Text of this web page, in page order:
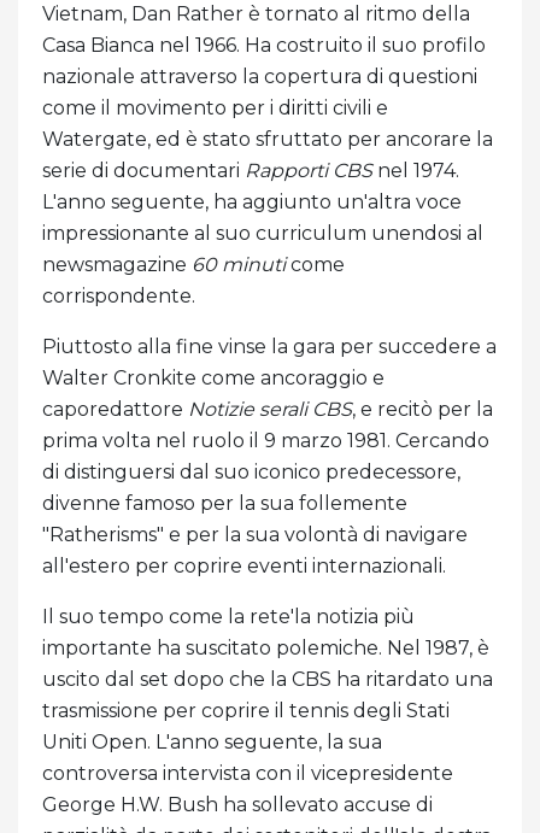
Vietnam, Dan Rather è tornato al ritmo della
Casa Bianca nel 1966. Ha costruito il suo profilo
nazionale attraverso la copertura di questioni
come il movimento per i diritti civili e
Watergate, ed è stato sfruttato per ancorare la
serie di documentari Rapporti CBSnel 1974.
L'anno seguente, ha aggiunto un'altra voce
impressionante al suo curriculum unendosi al
newsmagazine 60 minuticome
corrispondente.
Piuttosto alla fine vinse la gara per succedere a
Walter Cronkite come ancoraggio e
caporedattore Notizie serali CBS, e recitò per la
prima volta nel ruolo il 9 marzo 1981. Cercando
di distinguersi dal suo iconico predecessore,
divenne famoso per la sua follemente
"Ratherisms" e per la sua volontà di navigare
all'estero per coprire eventi internazionali.
Il suo tempo come la rete'la notizia più
importante ha suscitato polemiche. Nel 1987, è
uscito dal set dopo che la CBS ha ritardato una
trasmissione per coprire il tennis degli Stati
Uniti Open. L'anno seguente, la sua
controversa intervista con il vicepresidente
George H.W. Bush ha sollevato accuse di